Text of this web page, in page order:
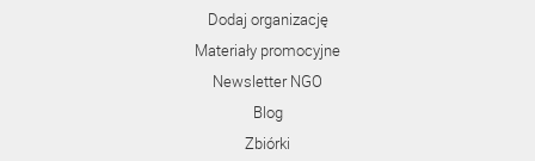
Dodaj organizację
Materiały promocyjne
Newsletter NGO
Blog
Zbiórki